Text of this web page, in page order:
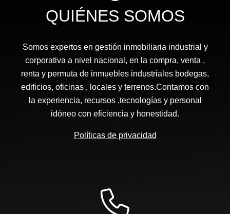
QUIÉNES SOMOS
Somos expertos en gestión inmobiliaria industrial y
corporativa a nivel nacional, en la compra, venta ,
renta y permuta de inmuebles industriales bodegas,
edificios, oficinas , locales y terrenos.Contamos con
la experiencia, recursos ,tecnologías y personal
idóneo con eficiencia y honestidad.
Políticas de privacidad